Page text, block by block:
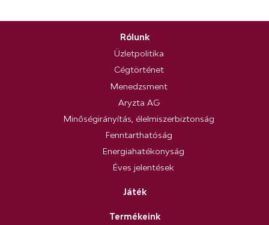
Rólunk
Üzletpolitika
Cégtörténet
Menedzsment
Aryzta AG
Minőségirányítás, élelmiszerbiztonság
Fenntarthatóság
Energiahatékonyság
Éves jelentések
Játék
Termékeink